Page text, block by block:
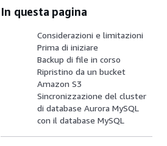
In questa pagina
Considerazioni e limitazioni
Prima di iniziare
Backup di file in corso
Ripristino da un bucket
Amazon S3
Sincronizzazione del cluster
di database Aurora MySQL
con il database MySQL